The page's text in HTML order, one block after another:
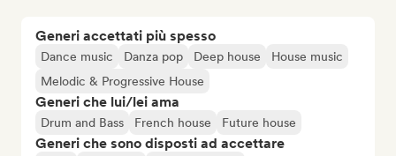
Generi accettati più spesso
Dance music Danza pop Deep house
House music
Melodic & Progressive House
Generi che lui/lei ama
Drum and Bass French house Future house
Generi che sono disposti ad accettare